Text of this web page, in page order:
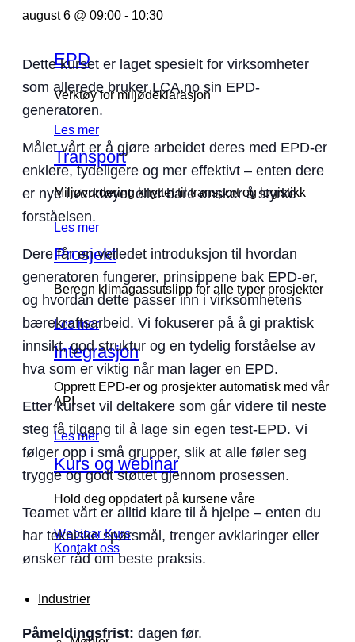
EPD
Verktøy for miljødeklarasjon
Les mer
Transport
Miljøvurdering knyttet til transport og logistikk
Les mer
Prosjekt
Beregn klimagassutslipp for alle typer prosjekter
Les mer
Integrasjon
Opprett EPD-er og prosjekter automatisk med vår
API
Les mer
Kurs og webinar
Hold deg oppdatert på kursene våre
Webinar Kurs
Kontakt oss
Industrier
august 6 @ 09:00 - 10:30
Dette kurset er laget spesielt for virksomheter
som allerede bruker LCA.no sin EPD-
generatoren.
Målet vårt er å gjøre arbeidet deres med EPD-er
enklere, tydeligere og mer effektivt – enten dere
er nye i verktøyet eller bare ønsker å styrke
forståelsen.
Dere får en veiledet introduksjon til hvordan
generatoren fungerer, prinsippene bak EPD-er,
og hvordan dette passer inn i virksomhetens
bærekraftsarbeid. Vi fokuserer på å gi praktisk
innsikt, god struktur og en tydelig forståelse av
hva som er viktig når man lager en EPD.
Etter kurset vil deltakere som går videre til neste
steg få tilgang til å lage sin egen test-EPD. Vi
følger opp i små grupper, slik at alle føler seg
trygge og godt støttet gjennom prosessen.
Teamet vårt er alltid klare til å hjelpe – enten du
har tekniske spørsmål, trenger avklaringer eller
ønsker råd om beste praksis.
Påmeldingsfrist: dagen før.